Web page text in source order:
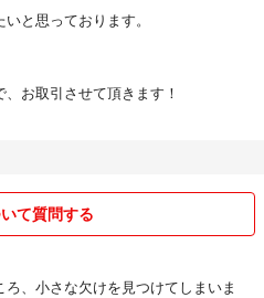
と思っております。
お取引させて頂きます！
て質問する
、小さな欠けを見つけてしまいま